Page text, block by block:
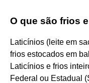
O que são frios
Laticínios (leite em
frios estocados em
Laticínios e frios
Federal ou Estadual